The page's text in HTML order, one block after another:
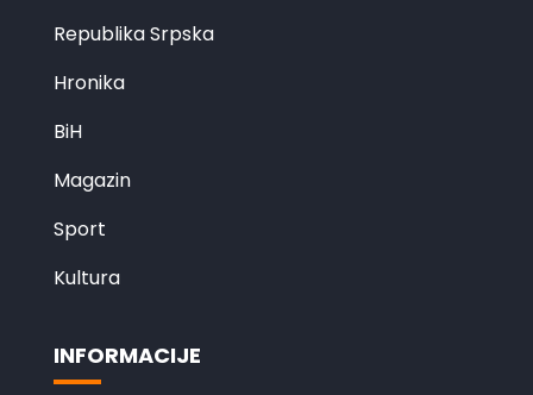
Republika Srpska
Hronika
BiH
Magazin
Sport
Kultura
INFORMACIJE